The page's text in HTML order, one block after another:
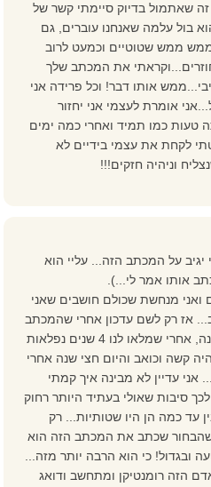
שאתמול בדיוק סיימתי קשר של
בול עלמה שאנחנו עוברים, גם
ממש ממש שטוטיים וכמעט לרוב
את המכתב שלך
אותו דבר! וכל פרידה אני
אומרת לעצמי אני יחזור
טעות כמו תמיד ואחרי כמה ימים
לקחת את עצמי בידיים לא
וניהיה חזקים!!!
על המכתב הזה... עליי הוא
אותו אמר לי...).
מנחשת שכולם חושבים שאני
אז רק לשם עדכון אחרי שהמכתב
נכתב חזרנו וזה החזיק עוד שנה, אחרי שמלאו לנו 4 שנים נפלאות
קשה וכואב והיום חצי שנה אחרי
אני עדיין לא מבינה איך קמתי
סיבות שאולי בעתיד היותר רחוק
עד כמה הן היו שטותיות... רק
שכתב את המכתב הזה הוא
ובגדול! כי הוא הרבה יותר מזה...
הזה רומנטיקן ומתחשב ודואג